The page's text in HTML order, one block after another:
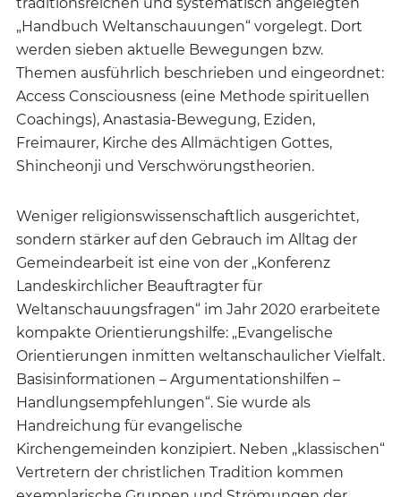
„Handbuch Weltanschauungen“ vorgelegt. Dort
werden sieben aktuelle Bewegungen bzw.
Themen ausführlich beschrieben und eingeordnet:
Access Consciousness (eine Methode spirituellen
Coachings), Anastasia-Bewegung, Eziden,
Freimaurer, Kirche des Allmächtigen Gottes,
Shincheonji und Verschwörungstheorien.
Weniger religionswissenschaftlich ausgerichtet,
sondern stärker auf den Gebrauch im Alltag der
Gemeindearbeit ist eine von der „Konferenz
Landeskirchlicher Beauftragter für
Weltanschauungsfragen“ im Jahr 2020 erarbeitete
kompakte Orientierungshilfe: „Evangelische
Orientierungen inmitten weltanschaulicher Vielfalt.
Basisinformationen – Argumentationshilfen –
Handlungsempfehlungen“. Sie wurde als
Handreichung für evangelische
Kirchengemeinden konzipiert. Neben „klassischen“
Vertretern der christlichen Tradition kommen